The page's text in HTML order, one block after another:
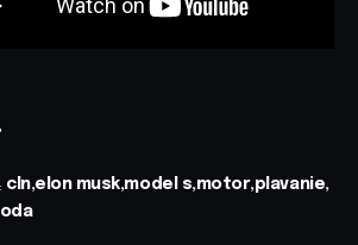
cln elon musk model s motor plavanie